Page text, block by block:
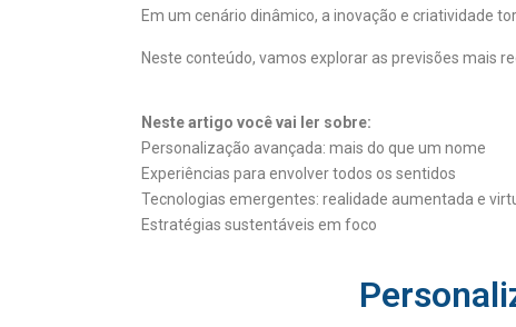
Em um cenário dinâmico, a inovação e criatividade
Neste conteúdo, vamos explorar as previsões mais
Neste artigo você vai ler sobre:
Personalização avançada: mais do que um nome
Experiências para envolver todos os sentidos
Tecnologias emergentes: realidade aumentada e
Estratégias sustentáveis em foco